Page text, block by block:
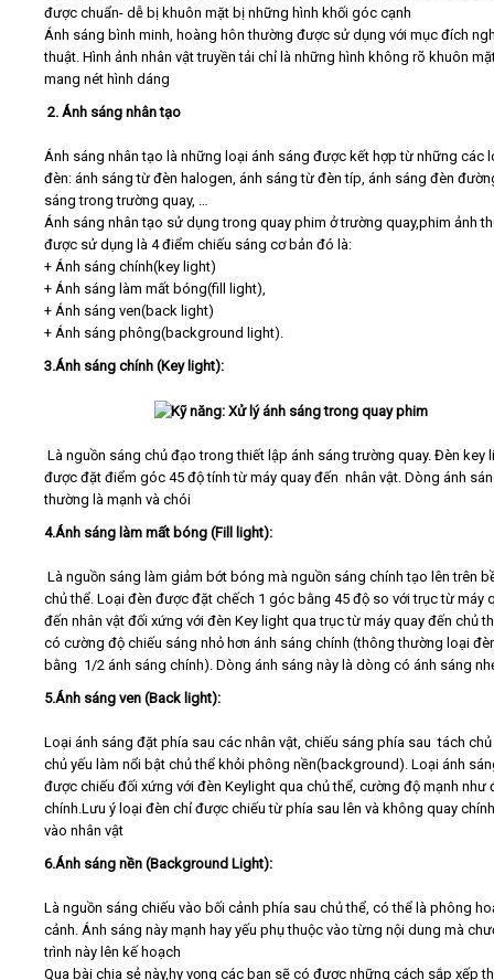
được chuẩn- dễ bị khuôn mặt bị những hình khối góc cạnh
Ánh sáng bình minh, hoàng hôn thường được sử dụng với mục đích
thuật. Hình ảnh nhân vật truyền tải chỉ là những hình không rõ khuôn
mang nét hình dáng
2. Ánh sáng nhân tạo
Ánh sáng nhân tạo là những loại ánh sáng được kết hợp từ những các
đèn: ánh sáng từ đèn halogen, ánh sáng từ đèn típ, ánh sáng đèn
sáng trong trường quay, …
Ánh sáng nhân tạo sử dụng trong quay phim ở trường quay,phim ảnh
được sử dụng là 4 điểm chiếu sáng cơ bản đó là:
+ Ánh sáng chính(key light)
+ Ánh sáng làm mất bóng(fill light),
+ Ánh sáng ven(back light)
+ Ánh sáng phông(background light).
3.Ánh sáng chính (Key light):
Là nguồn sáng chủ đạo trong thiết lập ánh sáng trường quay. Đèn key
được đặt điểm góc 45 độ tính từ máy quay đến nhân vật. Dòng ánh
thường là mạnh và chói
4.Ánh sáng làm mất bóng (Fill light):
Là nguồn sáng làm giảm bớt bóng mà nguồn sáng chính tạo lên trên
chủ thể. Loại đèn được đặt chếch 1 góc bằng 45 độ so với trục từ máy
đến nhân vật đối xứng với đèn Key light qua trục từ máy quay đến chủ
có cường độ chiếu sáng nhỏ hơn ánh sáng chính (thông thường loại
bằng 1/2 ánh sáng chính). Dòng ánh sáng này là dòng có ánh sáng
5.Ánh sáng ven (Back light):
Loại ánh sáng đặt phía sau các nhân vật, chiếu sáng phía sau tách chủ
chủ yếu làm nổi bật chủ thể khỏi phông nền(background). Loại ánh
được chiếu đối xứng với đèn Keylight qua chủ thể, cường độ mạnh như
chính.Lưu ý loại đèn chỉ được chiếu từ phía sau lên và không quay
vào nhân vật
6.Ánh sáng nền (Background Light):
Là nguồn sáng chiếu vào bối cảnh phía sau chủ thể, có thể là phông
cảnh. Ánh sáng này mạnh hay yếu phụ thuộc vào từng nội dung mà
trình này lên kế hoạch
Qua bài chia sẻ này,hy vọng các bạn sẽ có được những cách sắp xếp